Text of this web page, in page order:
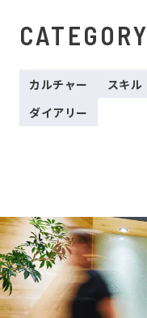
CATEGORY
カルチャー スキル
ダイアリー